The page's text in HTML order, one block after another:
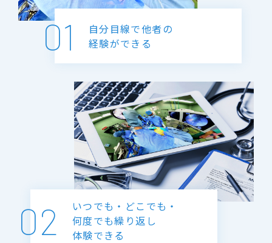
01
自分目線で他者の
経験ができる
02
いつでも・どこでも・
何度でも繰り返し
体験できる